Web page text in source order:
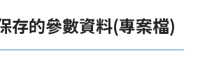
存的參數資料(專案檔)